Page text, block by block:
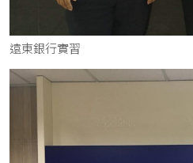
遠東銀行實習